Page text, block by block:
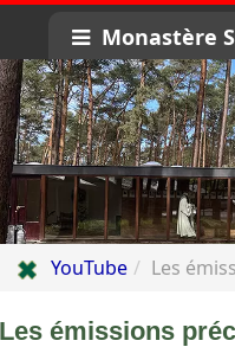
Monastère
YouTube Les
émissions